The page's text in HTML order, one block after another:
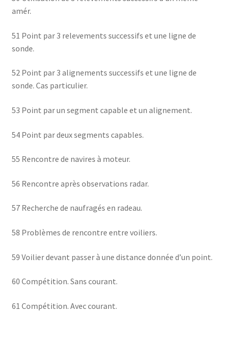
amér.
51 Point par 3 relevements successifs et une ligne de
sonde.
52 Point par 3 alignements successifs et une ligne de
sonde. Cas particulier.
53 Point par un segment capable et un alignement.
54 Point par deux segments capables.
55 Rencontre de navires à moteur.
56 Rencontre après observations radar.
57 Recherche de naufragés en radeau.
58 Problèmes de rencontre entre voiliers.
59 Voilier devant passer à une distance donnée d’un point.
60 Compétition. Sans courant.
61 Compétition. Avec courant.